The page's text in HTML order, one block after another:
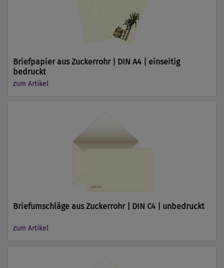
Briefpapier aus Zuckerrohr | DIN A4 | einseitig
bedruckt
zum Artikel
Briefumschläge aus Zuckerrohr | DIN C4 | unbedruckt
zum Artikel